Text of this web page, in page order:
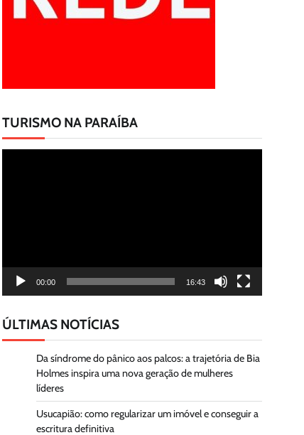
TURISMO NA PARAÍBA
00:00 16:43
ÚLTIMAS NOTÍCIAS
Da síndrome do pânico aos palcos: a trajetória de Bia
Holmes inspira uma nova geração de mulheres
líderes
Usucapião: como regularizar um imóvel e conseguir a
escritura definitiva